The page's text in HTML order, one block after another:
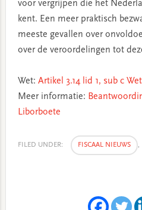
voor vergrijpen die het
kent. Een meer praktisch
meeste gevallen over
over de veroordelingen tot
Wet: Artikel 3.14 lid 1, sub c
Meer informatie:
Liborboete
FILED UNDER: FISCAAL NIEUWS ,